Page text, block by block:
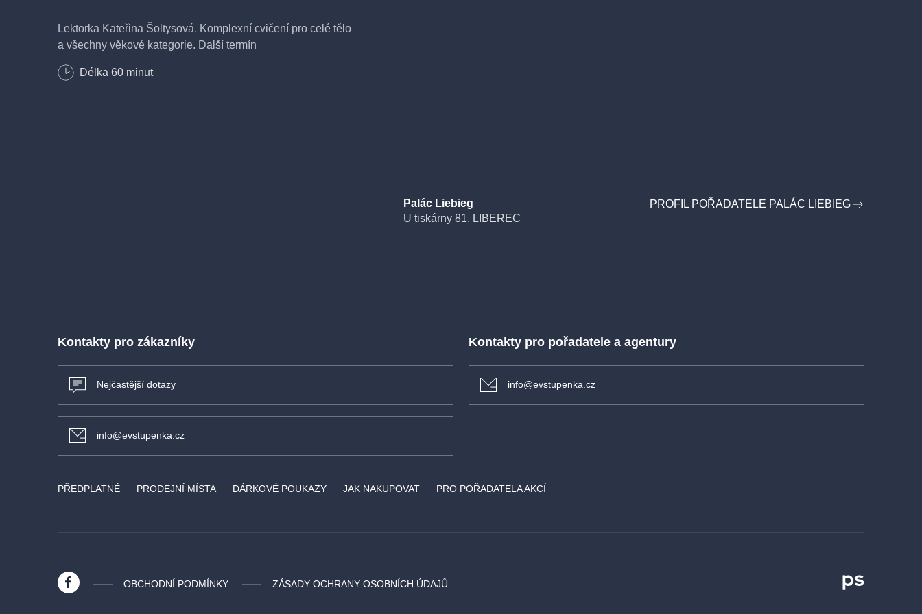
Lektorka Kateřina Šoltysová. Komplexní cvičení pro celé tělo
a všechny věkové kategorie. Další termín
Délka 60 minut
Palác Liebieg
U tiskárny 81, LIBEREC
PROFIL POŘADATELE PALÁC LIEBIEG
Kontakty pro zákazníky
Nejčastější dotazy
info@evstupenka.cz
Kontakty pro pořadatele a agentury
info@evstupenka.cz
PŘEDPLATNÉ PRODEJNÍ MÍSTA DÁRKOVÉ POUKAZY JAK NAKUPOVAT PRO POŘADATELA AKCÍ
OBCHODNÍ PODMÍNKY ZÁSADY OCHRANY OSOBNÍCH ÚDAJŮ